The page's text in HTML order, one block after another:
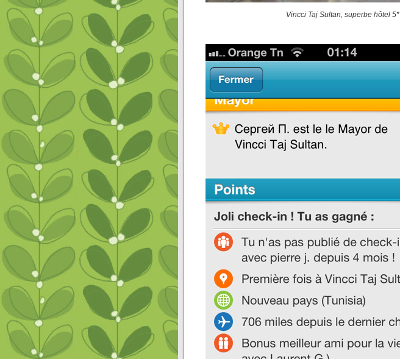
Vincci Taj Sultan, superbe hôtel 5*